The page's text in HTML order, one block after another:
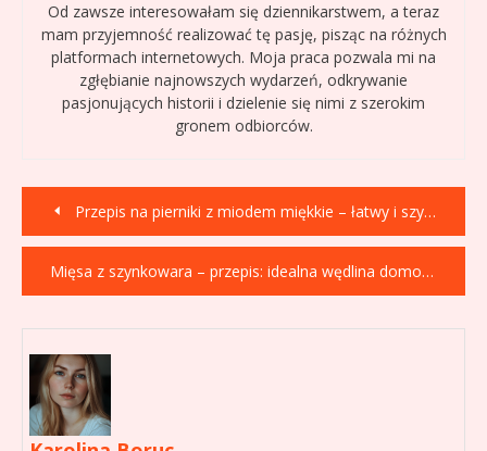
Od zawsze interesowałam się dziennikarstwem, a teraz
mam przyjemność realizować tę pasję, pisząc na różnych
platformach internetowych. Moja praca pozwala mi na
zgłębianie najnowszych wydarzeń, odkrywanie
pasjonujących historii i dzielenie się nimi z szerokim
gronem odbiorców.
Nawigacja
wpisu
Przepis na pierniki z miodem miękkie – łatwy i szybki
Mięsa z szynkowara – przepis: idealna wędlina domowa!